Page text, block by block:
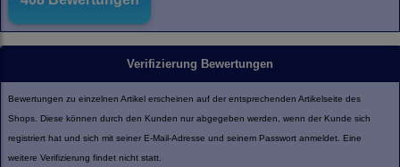
Verifizierung Bewertungen
Bewertungen zu einzelnen Artikel erscheinen auf der entsprechenden Artikelseite des
Shops. Diese können durch den Kunden nur abgegeben werden, wenn der Kunde sich
registriert hat und sich mit seiner E-Mail-Adresse und seinem Passwort anmeldet. Eine
weitere Verifizierung findet nicht statt.